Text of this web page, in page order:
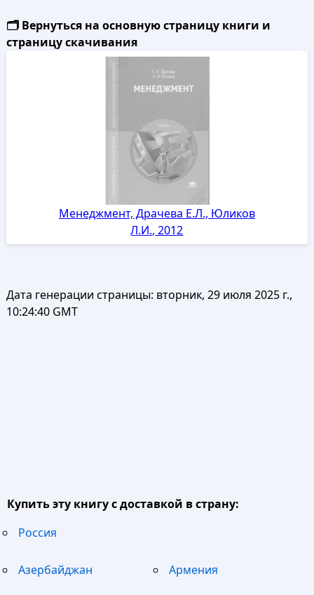
🗂️ Вернуться на основную страницу книги и
страницу скачивания
Менеджмент, Драчева Е.Л., Юликов
Л.И., 2012
Дата генерации страницы: вторник, 29 июля 2025 г.,
10:24:40 GMT
Купить эту книгу с доставкой в страну:
Россия
Азербайджан Армения